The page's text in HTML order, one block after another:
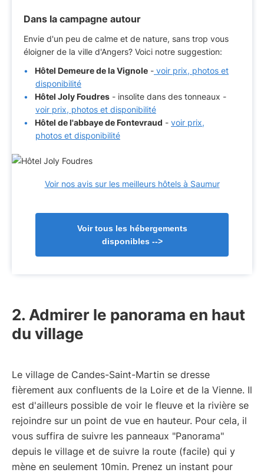
Dans la campagne autour
Envie d'un peu de calme et de nature, sans trop vous
éloigner de la ville d'Angers? Voici notre suggestion:
Hôtel Demeure de la Vignole - voir prix, photos et
disponibilité
Hôtel Joly Foudres - insolite dans des tonneaux -
voir prix, photos et disponibilité
Hôtel de l'abbaye de Fontevraud - voir prix,
photos et disponibilité
Voir nos avis sur les meilleurs hôtels à Saumur
Voir tous les hébergements
disponibles -->
2. Admirer le panorama en haut
du village
Le village de Candes-Saint-Martin se dresse
fièrement aux confluents de la Loire et de la Vienne. Il
est d'ailleurs possible de voir le fleuve et la rivière se
rejoindre sur un point de vue en hauteur. Pour cela, il
vous suffira de suivre les panneaux "Panorama"
depuis le village et de suivre la route (facile) qui y
mène en seulement 10min. Prenez un instant pour